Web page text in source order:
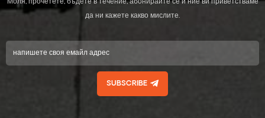
Моля, прочетете, бъдете в течение, абонирайте се и ние ви приветстваме
да ни кажете какво мислите.
SUBSCRIBE